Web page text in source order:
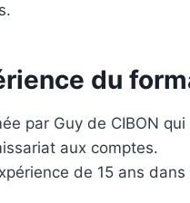
du
par Guy de CIBON
aux comptes.
de 15 ans